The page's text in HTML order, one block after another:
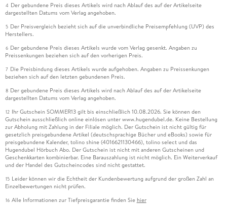
4 Der gebundene Preis dieses Artikels wird nach Ablauf des auf der Artikelseite
dargestellten Datums vom Verlag angehoben.
5 Der Preisvergleich bezieht sich auf die unverbindliche Preisempfehlung (UVP) des
Herstellers.
6 Der gebundene Preis dieses Artikels wurde vom Verlag gesenkt. Angaben zu
Preissenkungen beziehen sich auf den vorherigen Preis.
7 Die Preisbindung dieses Artikels wurde aufgehoben. Angaben zu Preissenkungen
beziehen sich auf den letzten gebundenen Preis.
8 Der gebundene Preis dieses Artikels wird nach Ablauf des auf der Artikelseite
dargestellten Datums vom Verlag angehoben.
12 Ihr Gutschein SOMMER13 gilt bis einschließlich 10.08.2026. Sie können den
Gutschein ausschließlich online einlösen unter www.hugendubel.de. Keine Bestellung
zur Abholung mit Zahlung in der Filiale möglich. Der Gutschein ist nicht gültig für
gesetzlich preisgebundene Artikel (deutschsprachige Bücher und eBooks) sowie für
preisgebundene Kalender, tolino shine (4016621130466), tolino select und das
Hugendubel Hörbuch Abo. Der Gutschein ist nicht mit anderen Gutscheinen und
Geschenkkarten kombinierbar. Eine Barauszahlung ist nicht möglich. Ein Weiterverkauf
und der Handel des Gutscheincodes sind nicht gestattet.
15 Leider können wir die Echtheit der Kundenbewertung aufgrund der großen Zahl an
Einzelbewertungen nicht prüfen.
16 Alle Informationen zur Tiefpreisgarantie finden Sie hier